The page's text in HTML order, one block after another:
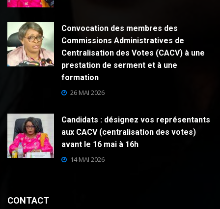
Convocation des membres des
Commissions Administratives de
Centralisation des Votes (CACV) à une
prestation de serment et à une
formation
26 MAI 2026
Candidats : désignez vos représentants
aux CACV (centralisation des votes)
avant le 16 mai à 16h
14 MAI 2026
CONTACT